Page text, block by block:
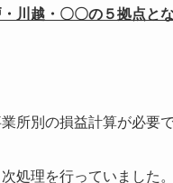
川越・〇〇の５拠点とな
所別の損益計算が必要
処理を行っていました。